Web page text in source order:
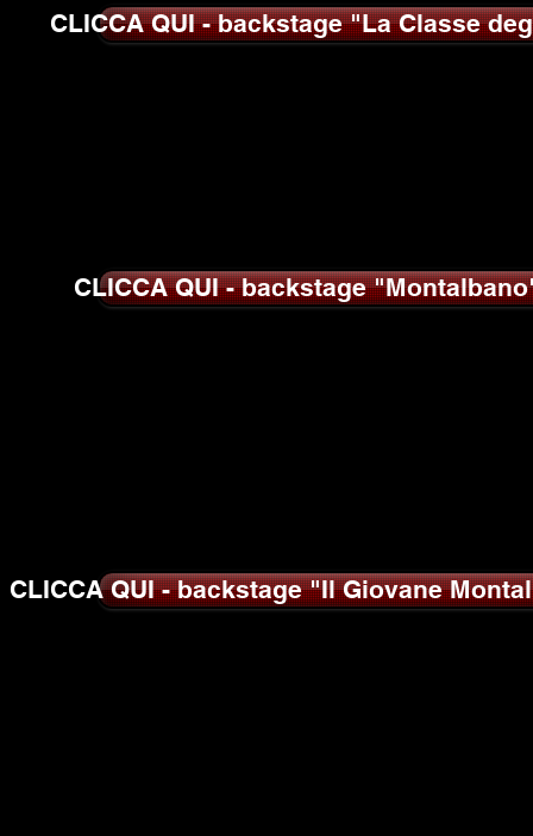
CLICCA QUI - backstage "La Classe
CLICCA QUI - backstage
CLICCA QUI - backstage "Il Giovane